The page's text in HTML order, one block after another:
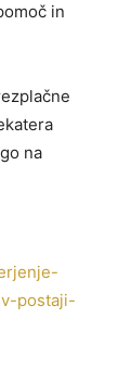
in
na